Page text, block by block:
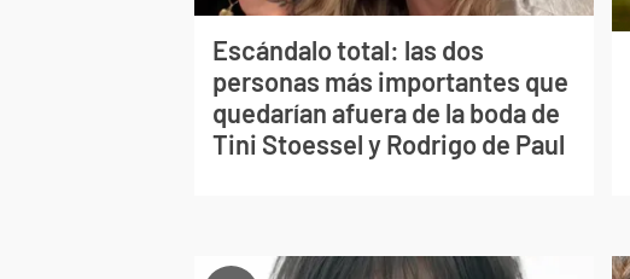
Escándalo total: las dos
personas más importantes que
quedarían afuera de la boda de
Tini Stoessel y Rodrigo de Paul